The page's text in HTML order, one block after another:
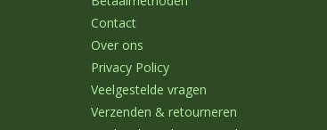
Contact
Over ons
Privacy Policy
Veelgestelde vragen
Verzenden & retourneren